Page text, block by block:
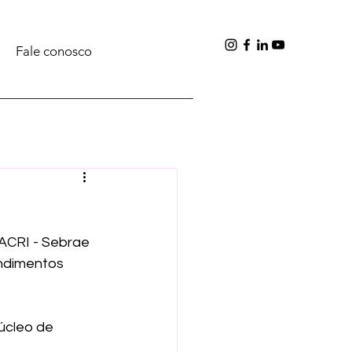
Fale conosco
- Sebrae
de